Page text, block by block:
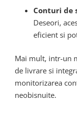
Conturi de
Deseori,
eficient si
Mai mult, intr-un
de livrare si
monitorizarea
neobisnuite.